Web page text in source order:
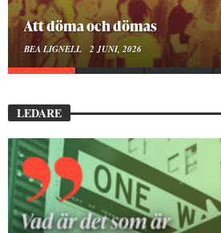
Mellan ånger och ältande
BEA LIGNELL 23 MARS, 2026
LEDARE